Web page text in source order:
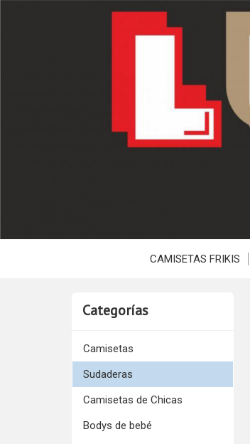
CAMISETAS FRIKIS
Categorías
Camisetas
Sudaderas
Camisetas de Chicas
Bodys de bebé